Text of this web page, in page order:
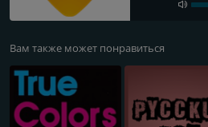
Вам также может понравиться